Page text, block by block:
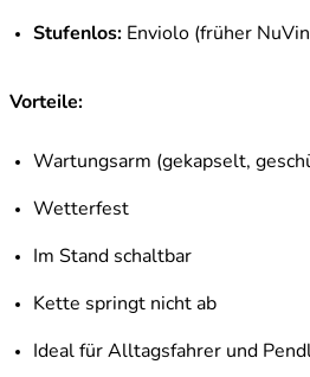
Stufenlos: Enviolo (früher
Vorteile:
Wartungsarm (gekapselt,
Wetterfest
Im Stand schaltbar
Kette springt nicht ab
Ideal für Alltagsfahrer und